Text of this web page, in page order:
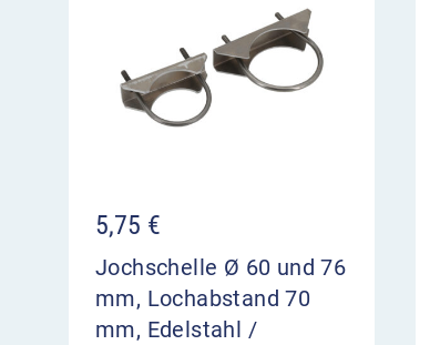
5,75 €
Jochschelle Ø 60 und 76
mm, Lochabstand 70
mm, Edelstahl /